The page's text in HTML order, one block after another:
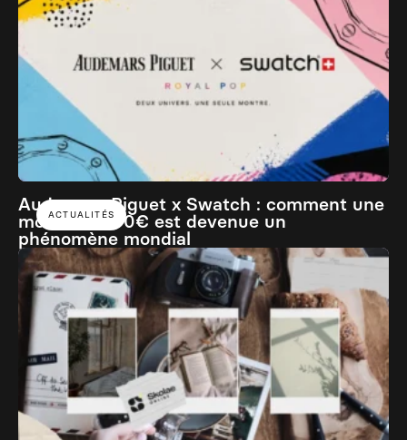
ACTUALITÉS
Audemars Piguet x Swatch : comment une
montre à 400€ est devenue un
phénomène mondial